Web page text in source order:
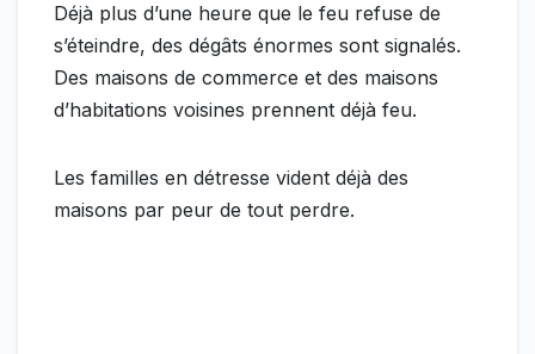
Déjà plus d’une heure que le feu refuse de
s’éteindre, des dégâts énormes sont signalés.
Des maisons de commerce et des maisons
d’habitations voisines prennent déjà feu.
Les familles en détresse vident déjà des
maisons par peur de tout perdre.